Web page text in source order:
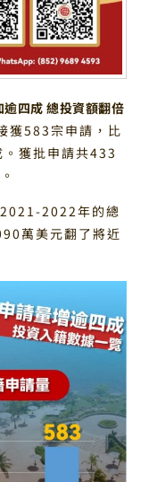
四成 總投資額翻倍
獲583宗申請，比
獲批申請共433
2022年的總
萬美元翻了將近